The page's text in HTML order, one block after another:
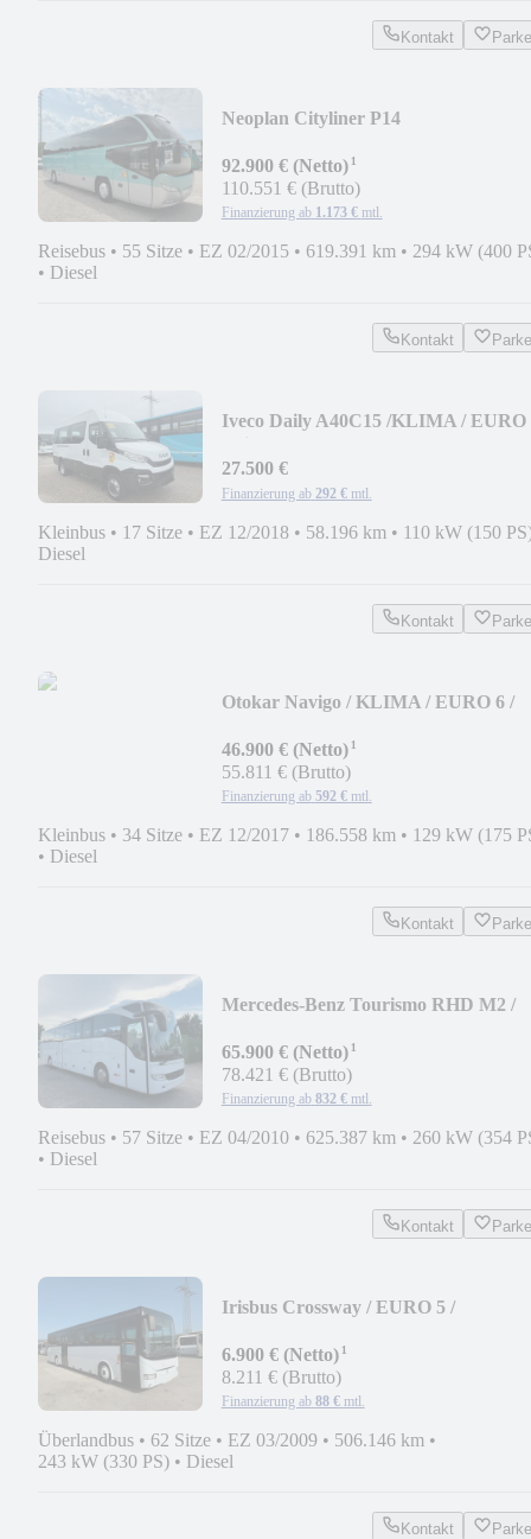
Kontakt
Neoplan Cityliner P14
92.900 € (Netto)¹
110.551 € (Brutto)
Finanzierung ab 1.173 € mtl.
Reisebus • 55 Sitze • EZ 02/2015 • 619.391 km • 294 kW (400
• Diesel
Kontakt
Iveco Daily A40C15 /KLIMA / EURO
27.500 €
Finanzierung ab 292 € mtl.
Kleinbus • 17 Sitze • EZ 12/2018 • 58.196 km • 110 kW (150
Diesel
Kontakt
Otokar Navigo / KLIMA / EURO 6 /
46.900 € (Netto)¹
55.811 € (Brutto)
Finanzierung ab 592 € mtl.
Kleinbus • 34 Sitze • EZ 12/2017 • 186.558 km • 129 kW (175
• Diesel
Kontakt
Mercedes-Benz Tourismo RHD M2 /
65.900 € (Netto)¹
78.421 € (Brutto)
Finanzierung ab 832 € mtl.
Reisebus • 57 Sitze • EZ 04/2010 • 625.387 km • 260 kW (354
• Diesel
Kontakt
Irisbus Crossway / EURO 5 /
6.900 € (Netto)¹
8.211 € (Brutto)
Finanzierung ab 88 € mtl.
Überlandbus • 62 Sitze • EZ 03/2009 • 506.146 km •
243 kW (330 PS) • Diesel
Kontakt